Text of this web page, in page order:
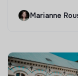
Marianne